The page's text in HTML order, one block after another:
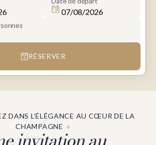
RÉSERVER
DANS L’ÉLÉGANCE AU CŒUR DE LA
CHAMPAGNE